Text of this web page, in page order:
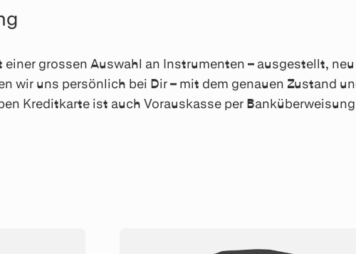
grossen Auswahl an Instrumenten – ausgestellt,
wir uns persönlich bei Dir – mit dem genauen Zustand
Kreditkarte ist auch Vorauskasse per